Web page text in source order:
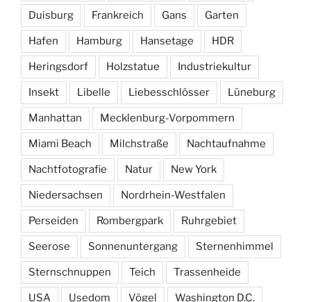
Duisburg Frankreich Gans Garten
Hafen Hamburg Hansetage HDR
Heringsdorf Holzstatue Industriekultur
Insekt Libelle Liebesschlösser Lüneburg
Manhattan Mecklenburg-Vorpommern
Miami Beach Milchstraße Nachtaufnahme
Nachtfotografie Natur New York
Niedersachsen Nordrhein-Westfalen
Perseiden Rombergpark Ruhrgebiet
Seerose Sonnenuntergang Sternenhimmel
Sternschnuppen Teich Trassenheide
USA Usedom Vögel Washington D.C.